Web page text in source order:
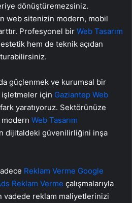
dönüştüremezsiniz.
web sitenizin modern, mobil
Profesyonel bir Web Tasarım
hem de teknik açıdan
güçlenmek ve kurumsal bir
işletmeler için Gaziantep Web
yaratıyoruz. Sektörünüze
modern Web Tasarım
dijitaldeki güvenilirliğini inşa
Reklam Verme Google
Reklam Verme çalışmalarıyla
vadede reklam maliyetlerinizi